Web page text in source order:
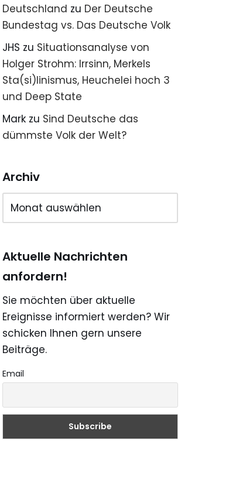
Deutschland zu Der Deutsche
Bundestag vs. Das Deutsche Volk
JHS zu Situationsanalyse von
Holger Strohm: Irrsinn, Merkels
Sta(si)linismus, Heuchelei hoch 3
und Deep State
Mark zu Sind Deutsche das
dümmste Volk der Welt?
Archiv
Aktuelle Nachrichten
anfordern!
Sie möchten über aktuelle
Ereignisse informiert werden? Wir
schicken Ihnen gern unsere
Beiträge.
Email